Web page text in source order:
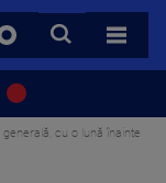
CAUTA
TOATE
cu o lună înainte